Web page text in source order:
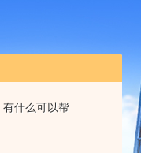
什么可以帮